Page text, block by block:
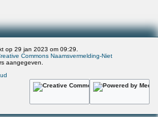
op 29 jan 2023 om 09:29.
Commons Naamsvermelding-Niet
aangegeven.